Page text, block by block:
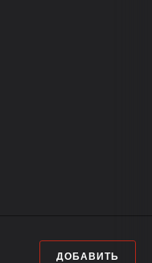
ДОБАВИТЬ